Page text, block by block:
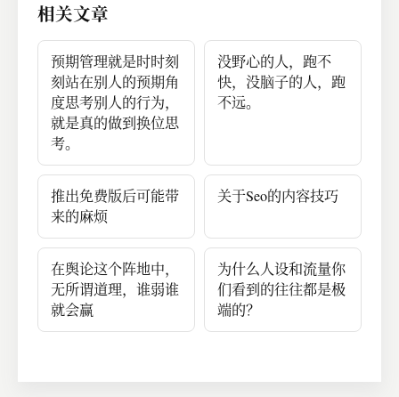
相关文章
预期管理就是时时刻
刻站在别人的预期角
度思考别人的行为，
就是真的做到换位思
考。
没野心的人，跑不
快，没脑子的人，跑
不远。
推出免费版后可能带
来的麻烦
关于Seo的内容技巧
在舆论这个阵地中，
无所谓道理，谁弱谁
就会赢
为什么人设和流量你
们看到的往往都是极
端的？